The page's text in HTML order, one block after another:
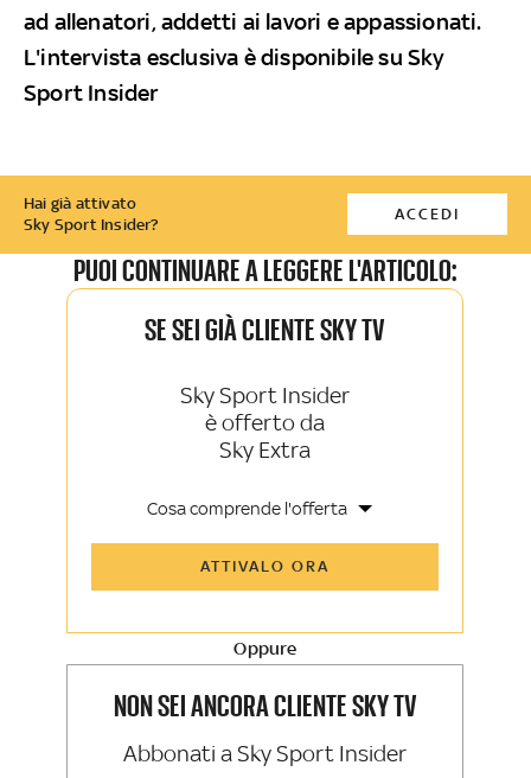
ad allenatori, addetti ai lavori e appassionati.
L'intervista esclusiva è disponibile su Sky
Sport Insider
Hai già attivato
Sky Sport Insider?
ACCEDI
PUOI CONTINUARE A LEGGERE L'ARTICOLO:
SE SEI GIÀ CLIENTE SKY TV
Sky Sport Insider
è offerto da
Sky Extra
Cosa comprende l'offerta
Sky TG24 Insider
Sport e Sky TG24
La newsletter esclusiva di Sky Sport
ATTIVALO ORA
Oppure
NON SEI ANCORA CLIENTE SKY TV
Abbonati a Sky Sport Insider